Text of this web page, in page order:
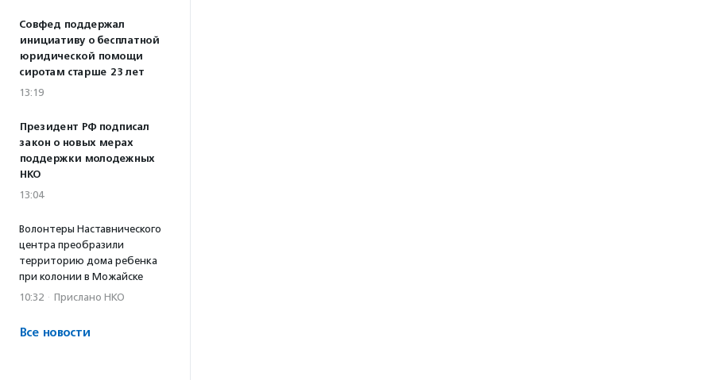
Совфед поддержал
инициативу о бесплатной
юридической помощи
сиротам старше 23 лет
13:19
Президент РФ подписал
закон о новых мерах
поддержки молодежных
НКО
13:04
Волонтеры Наставнического
центра преобразили
территорию дома ребенка
при колонии в Можайске
10:32 · Прислано НКО
Все новости